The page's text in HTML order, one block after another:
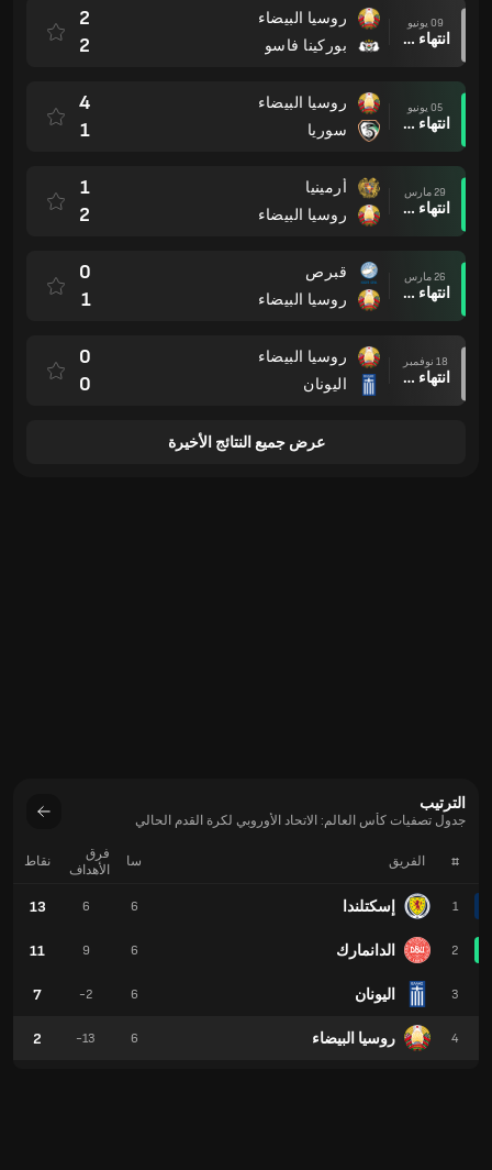
09 يونيو
انتهاء وقت المباراة
روسيا البيضاء
بوركينا فاسو
2
2
05 يونيو
انتهاء وقت المباراة
روسيا البيضاء
سوريا
4
1
29 مارس
انتهاء وقت المباراة
أرمينيا
روسيا البيضاء
1
2
26 مارس
انتهاء وقت المباراة
قبرص
روسيا البيضاء
0
1
18 نوفمبر
انتهاء وقت المباراة
روسيا البيضاء
اليونان
0
0
عرض جميع النتائج الأخيرة
الترتيب
جدول تصفيات كأس العالم: الاتحاد الأوروبي لكرة القدم الحالي
# الفريق
1 إسكتلندا
2 الدانمارك
3 اليونان
4 روسيا البيضاء
سا
فرق
الأهداف
نقاط
6
6
13
6
9
11
6
-2
7
6
-13
2